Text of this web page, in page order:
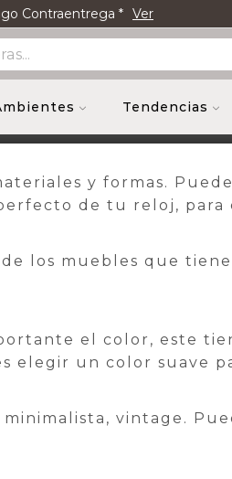
Contraentrega * Ver
Tendencias
y formas.
de tu reloj,
los muebles que
el color, este
elegir un color suave
vintage.